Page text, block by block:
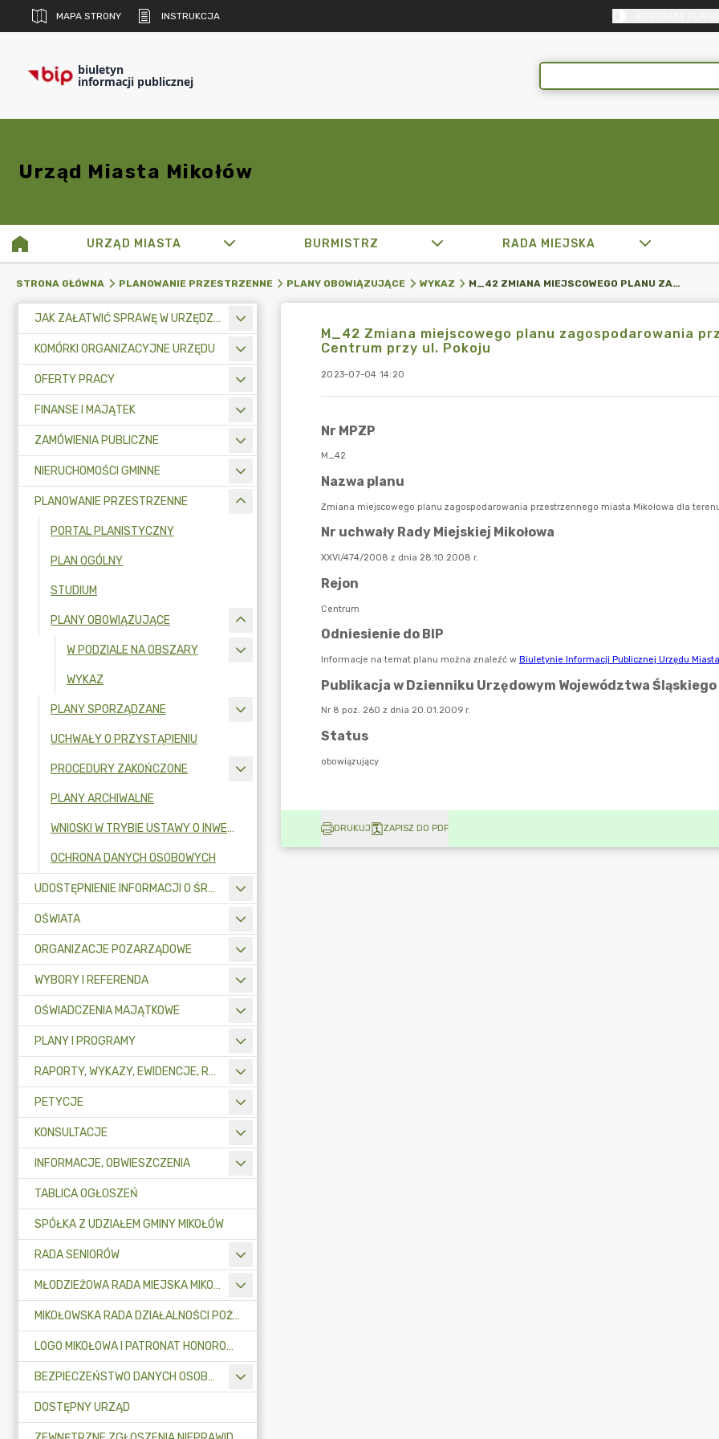
MAPA STRONY INSTRUKCJA
biuletyn
informacji publicznej
Urząd Miasta Mikołów
URZĄD MIASTA BURMISTRZ RADA MIEJSKA
STRONA GŁÓWNA PLANOWANIE PRZESTRZENNE PLANY OBOWIĄZUJĄCE WYKAZ M_42 ZMIANA MIEJSCOWEGO PLANU ZAGOSPODAROWANIA PRZESTRZENNEGO MIASTA MIKOŁOWA DLA TERENU CENTRUM PRZY UL. POKOJU
JAK ZAŁATWIĆ SPRAWĘ W URZĘDZIE MIASTA
KOMÓRKI ORGANIZACYJNE URZĘDU
OFERTY PRACY
FINANSE I MAJĄTEK
ZAMÓWIENIA PUBLICZNE
NIERUCHOMOŚCI GMINNE
PLANOWANIE PRZESTRZENNE
PORTAL PLANISTYCZNY
PLAN OGÓLNY
STUDIUM
PLANY OBOWIĄZUJĄCE
W PODZIALE NA OBSZARY
WYKAZ
PLANY SPORZĄDZANE
UCHWAŁY O PRZYSTĄPIENIU
PROCEDURY ZAKOŃCZONE
PLANY ARCHIWALNE
WNIOSKI W TRYBIE USTAWY O INWESTYCJACH MIESZKANIOWYCH
OCHRONA DANYCH OSOBOWYCH
UDOSTĘPNIENIE INFORMACJI O ŚRODOWISKU
OŚWIATA
ORGANIZACJE POZARZĄDOWE
WYBORY I REFERENDA
OŚWIADCZENIA MAJĄTKOWE
PLANY I PROGRAMY
RAPORTY, WYKAZY, EWIDENCJE, REJESTRY
PETYCJE
KONSULTACJE
INFORMACJE, OBWIESZCZENIA
TABLICA OGŁOSZEŃ
SPÓŁKA Z UDZIAŁEM GMINY MIKOŁÓW
RADA SENIORÓW
MŁODZIEŻOWA RADA MIEJSKA MIKOŁOWA
MIKOŁOWSKA RADA DZIAŁALNOŚCI POŻYTKU PUBLICZNEGO
LOGO MIKOŁOWA I PATRONAT HONOROWY BURMISTRZA MIKOŁOWA
BEZPIECZEŃSTWO DANYCH OSOBOWYCH
DOSTĘPNY URZĄD
M_42 Zmiana miejscowego planu zagospodarowania
Centrum przy ul. Pokoju
2023-07-04 14:20
DRUKUJ ZAPISZ DO PDF